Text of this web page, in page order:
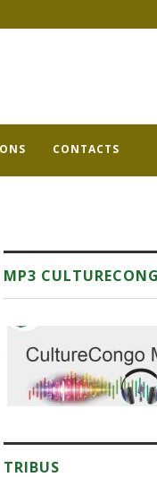
CONTACTS
MP3
TRIBUS